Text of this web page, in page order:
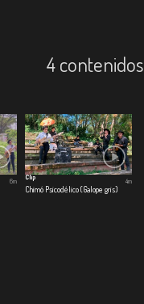
4 contenidos
6m
Clip
Chimó Psicodélico (Galope gris)
4m